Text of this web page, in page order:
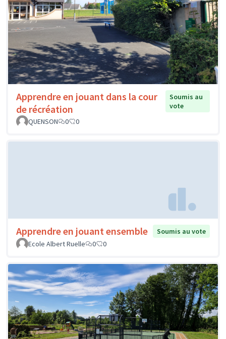
Apprendre en jouant dans la cour
de récréation
Soumis au
vote
QUENSON
0 0
Apprendre en jouant ensemble
Soumis au vote
Ecole Albert Ruelle
0 0